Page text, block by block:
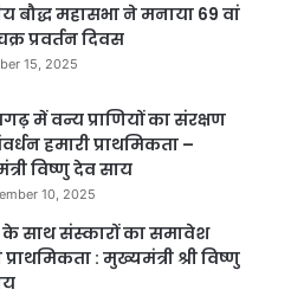
बौद्ध महासभा ने मनाया 69 वां
प्रवर्तन दिवस
15, 2025
में वन्य प्राणियों का संरक्षण
हमारी प्राथमिकता –
विष्णु देव साय
10, 2025
के साथ संस्कारों का समावेश
प्राथमिकता : मुख्यमंत्री श्री विष्णु